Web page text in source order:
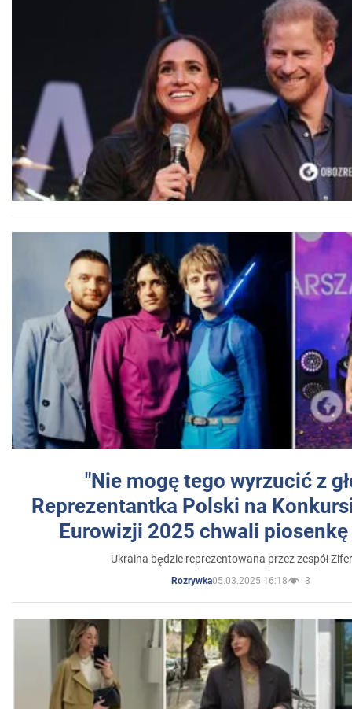
"Nie mogę tego wyrzucić z
Reprezentantka Polski na
Eurowizji 2025 chwali
Ukraina będzie reprezentowana przez zespół
Rozrywka05.03.2025 16:18 3